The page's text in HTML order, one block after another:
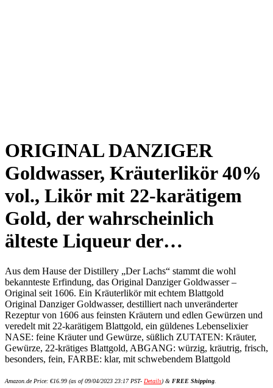
ORIGINAL DANZIGER
Goldwasser, Kräuterlikör 40%
vol., Likör mit 22-karätigem
Gold, der wahrscheinlich
älteste Liqueur der…
Aus dem Hause der Distillery „Der Lachs“ stammt die wohl
bekannteste Erfindung, das Original Danziger Goldwasser –
Original seit 1606. Ein Kräuterlikör mit echtem Blattgold
Original Danziger Goldwasser, destilliert nach unveränderter
Rezeptur von 1606 aus feinsten Kräutern und edlen Gewürzen und
veredelt mit 22-karätigem Blattgold, ein güldenes Lebenselixier
NASE: feine Kräuter und Gewürze, süßlich ZUTATEN: Kräuter,
Gewürze, 22-krätiges Blattgold, ABGANG: würzig, kräutrig, frisch,
besonders, fein, FARBE: klar, mit schwebendem Blattgold
Amazon.de Price: €16.99 (as of 09/04/2023 23:17 PST- Details) & FREE Shipping